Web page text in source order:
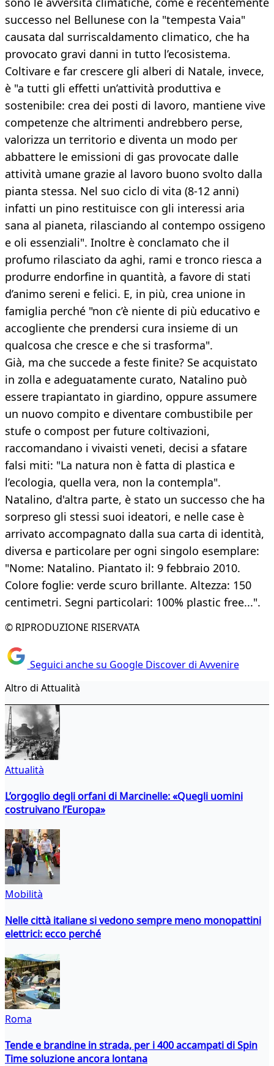
successo nel Bellunese con la "tempesta Vaia"
causata dal surriscaldamento climatico, che ha
provocato gravi danni in tutto l’ecosistema.
Coltivare e far crescere gli alberi di Natale, invece,
è "a tutti gli effetti un’attività produttiva e
sostenibile: crea dei posti di lavoro, mantiene vive
competenze che altrimenti andrebbero perse,
valorizza un territorio e diventa un modo per
abbattere le emissioni di gas provocate dalle
attività umane grazie al lavoro buono svolto dalla
pianta stessa. Nel suo ciclo di vita (8-12 anni)
infatti un pino restituisce con gli interessi aria
sana al pianeta, rilasciando al contempo ossigeno
e oli essenziali". Inoltre è conclamato che il
profumo rilasciato da aghi, rami e tronco riesca a
produrre endorfine in quantità, a favore di stati
d’animo sereni e felici. E, in più, crea unione in
famiglia perché "non c’è niente di più educativo e
accogliente che prendersi cura insieme di un
qualcosa che cresce e che si trasforma".
Già, ma che succede a feste finite? Se acquistato
in zolla e adeguatamente curato, Natalino può
essere trapiantato in giardino, oppure assumere
un nuovo compito e diventare combustibile per
stufe o compost per future coltivazioni,
raccomandano i vivaisti veneti, decisi a sfatare
falsi miti: "La natura non è fatta di plastica e
l’ecologia, quella vera, non la contempla".
Natalino, d'altra parte, è stato un successo che ha
sorpreso gli stessi suoi ideatori, e nelle case è
arrivato accompagnato dalla sua carta di identità,
diversa e particolare per ogni singolo esemplare:
"Nome: Natalino. Piantato il: 9 febbraio 2010.
Colore foglie: verde scuro brillante. Altezza: 150
centimetri. Segni particolari: 100% plastic free...".
© RIPRODUZIONE RISERVATA
Seguici anche su Google Discover di Avvenire
Altro di Attualità
Attualità
L’orgoglio degli orfani di Marcinelle: «Quegli uomini
costruivano l’Europa»
Mobilità
Nelle città italiane si vedono sempre meno monopattini
elettrici: ecco perché
Roma
Tende e brandine in strada, per i 400 accampati di Spin
Time soluzione ancora lontana